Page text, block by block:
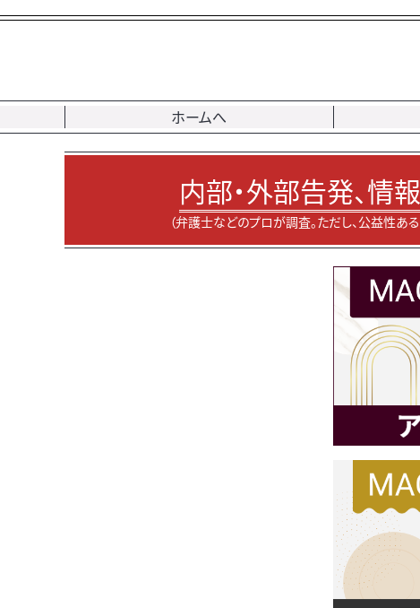
ホームへ
内部・外部告発、情
（弁護士などのプロが調査。ただし、公益性あ